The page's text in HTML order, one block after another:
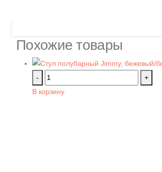
Похожие товары
-
+
В корзину